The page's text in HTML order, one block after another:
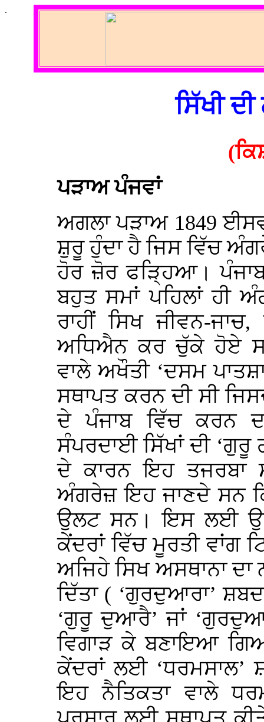
.
ਸਿੱਖੀ
ਪੜਾਅ ਪੰਜਵਾਂ
ਅਗਲਾ ਪੜਾਅ 1849
ਸ਼ੁਰੂ ਹੁੰਦਾ ਹੈ ਜਿਸ ਵਿੱਚ
ਹੋਰ ਜ਼ੋਰ ਫੜ੍ਹਿਆ।
ਬਹੁਤ ਸਮਾਂ ਪਹਿਲਾਂ ਹੀ
ਰਾਹੀਂ ਸਿਖ ਜੀਵਨ-
ਅਧਿਐਨ ਕਰ ਚੁੱਕੇ ਹੋਏ
ਵਾਲੇ ਅਖੌਤੀ ‘ਦਸਮ
ਸਥਾਪਤ ਕਰਨ ਦੀ ਸੀ
ਦੇ ਪੰਜਾਬ ਵਿੱਚ ਕਰਨ
ਸੰਪਰਦਾਈ ਸਿੱਖਾਂ ਦੀ ‘ਗੁਰੂ
ਦੇ ਕਾਰਨ ਇਹ
ਅੰਗਰੇਜ਼ ਇਹ ਜਾਣਦੇ ਸਨ
ਉਲਟ ਸਨ। ਇਸ ਲਈ
ਕੇਂਦਰਾਂ ਵਿੱਚ ਮੂਰਤੀ ਵਾਂਗ
ਅਜਿਹੇ ਸਿਖ ਅਸਥਾਨਾ
ਦਿੱਤਾ ( ‘ਗੁਰਦੁਆਰਾ’
‘ਗੁਰੂ ਦੁਆਰੈ’ ਜਾਂ
ਵਿਗਾੜ ਕੇ ਬਣਾਇਆ
ਕੇਂਦਰਾਂ ਲਈ ‘ਧਰਮਸਾਲ’
ਇਹ ਨੈਤਿਕਤਾ ਵਾਲੇ